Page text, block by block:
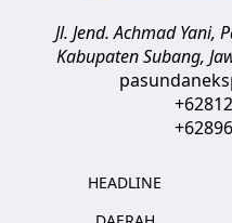
Jl. Jend. Achmad Yani,
Kabupaten Subang,
HEADLINE